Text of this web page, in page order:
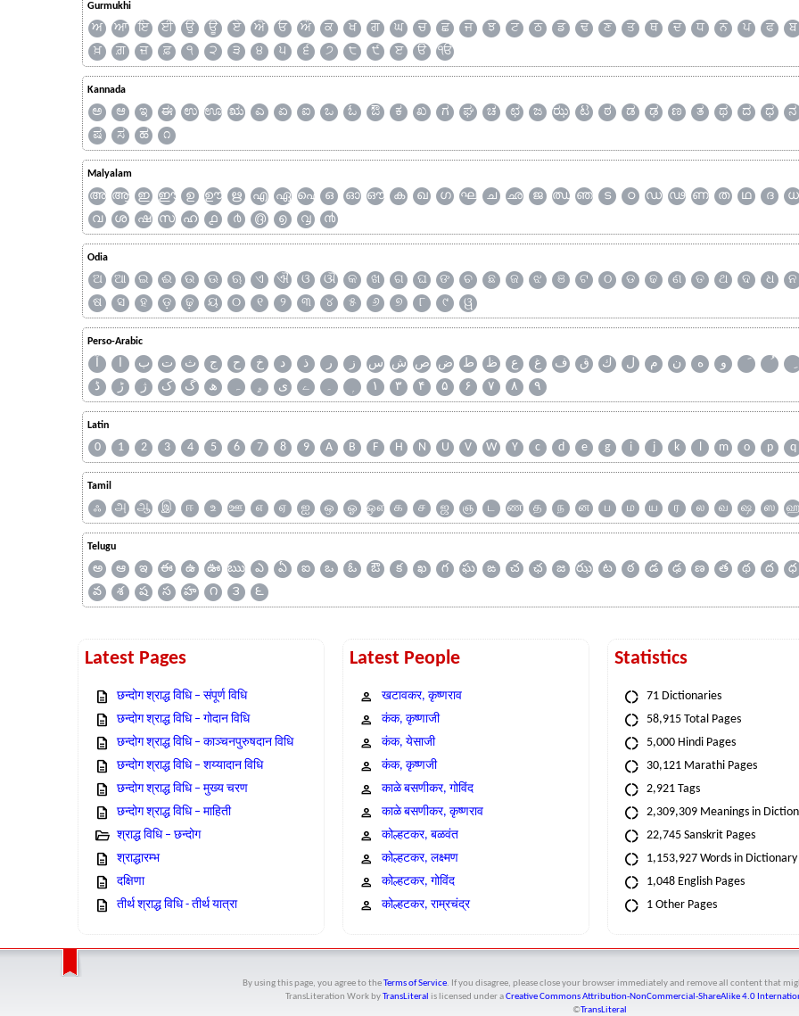
Gurmukhi
ਅ ਆ ਇ ਈ ਉ ਊ ਏ ਐ ਓ ਔ ਕ ਖ ਗ ਘ ਚ ਛ ਜ ਝ ਟ ਠ ਡ ਢ ਣ ਤ ਥ ਦ ਧ ਨ ਪ ਫ ਬ
ਖ਼
ਗ਼ ਜ਼ ਫ਼ ੧ ੨ ੩ ੪ ੫ ੬ ੭ ੮ ੯ ੲ ੳ ੴ
Kannada
ಅ ಆ ಇ ಈ ಉ ಊ ಋ ಎ ಏ ಐ ಒ ಓ ಔ ಕ ಖ ಗ ಘ ಚ ಛ ಜ ಝ ಟ ಠ ಡ ಢ ಣ ತ ಥ ದ ಧ ನ
ಷ
ಸ ಹ ೧
Malyalam
അ ആ ഇ ഈ ഉ ഊ ഋ എ ഏ ഐ ഒ ഓ ഔ ക ഖ ഗ ഘ ച ഛ ജ ഝ ഞ ട ഠ ഡ ഢ ണ ത ഥ ദ ധ
വ
ശ ഷ സ ഹ ൧ ൪ ൫ ൭ ൮ ൯
Odia
ଅ ଆ ଇ ଈ ଉ ଊ ଋ ଏ ଐ ଓ ଔ କ ଖ ଗ ଘ ଙ ଚ ଛ ଜ ଝ ଞ ଟ ଠ ଡ ଢ ଣ ତ ଥ ଦ ଧ ନ
ଷ
ସ ହ ଡ଼ ଢ଼ ୟ ୦ ୧ ୨ ୩ ୪ ୫ ୬ ୭ ୮ ୯ ୱ
Perso-Arabic
آ ا ب ت ث ج ح خ د ذ ر ز س ش ص ض ط ظ ع غ ف ق ك ل م ن ه و
ڈ
ڑ ژ ک گ ھ ہ ۄ ی ے ۔ ۱ ۳ ۴ ۵ ۶ ۷ ۸ ۹
Latin
0 1 2 3 4 5 6 7 8 9 A B F H N U V W Y c d e g i j k l m o p q
Tamil
ஃ அ ஆ இ ஈ உ ஊ எ ஏ ஐ ஒ ஓ ஔ க ச ஜ ஞ ட ண த ந ன ப ம ய ர ல வ ஷ ஸ ஹ
Telugu
అ ఆ ఇ ఈ ఉ ఊ ఋ ఎ ఏ ఐ ఒ ఓ ఔ క ఖ గ ఘ ఙ చ ఛ జ ఝ ట ఠ డ ఢ ణ త థ ద ధ
వ
శ ష స హ ౧ ౩ ౬
Latest Pages
छन्दोग श्राद्ध विधि – संपूर्ण विधि
छन्दोग श्राद्ध विधि – गोदान विधि
छन्दोग श्राद्ध विधि – काञ्चनपुरुषदान विधि
छन्दोग श्राद्ध विधि – शय्यादान विधि
छन्दोग श्राद्ध विधि – मुख्य चरण
छन्दोग श्राद्ध विधि – माहिती
श्राद्ध विधि – छन्दोग
श्राद्धारम्भ
दक्षिणा
तीर्थ श्राद्ध विधि - तीर्थ यात्रा
Latest People
खटावकर, कृष्णराव
कंक, कृष्णाजी
कंक, येसाजी
कंक, कृष्णजी
काळे बसणीकर, गोविंद
काळे बसणीकर, कृष्णराव
कोल्हटकर, बळवंत
कोल्हटकर, लक्ष्मण
कोल्हटकर, गोविंद
कोल्हटकर, राम्रचंद्र
Statistics
71 Dictionaries
58,915 Total Pages
5,000 Hindi Pages
30,121 Marathi Pages
2,921 Tags
2,309,309 Meanings in
22,745 Sanskrit Pages
1,153,927 Words in Dictionary
1,048 English Pages
1 Other Pages
By using this page, you agree to theTerms of Service. If you disagree, please close your browser immediately and remove all content that
TransLiteration Work byTransLiteral is licensed under aCreative Commons Attribution-NonCommercial-ShareAlike 4.0
©TransLiteral